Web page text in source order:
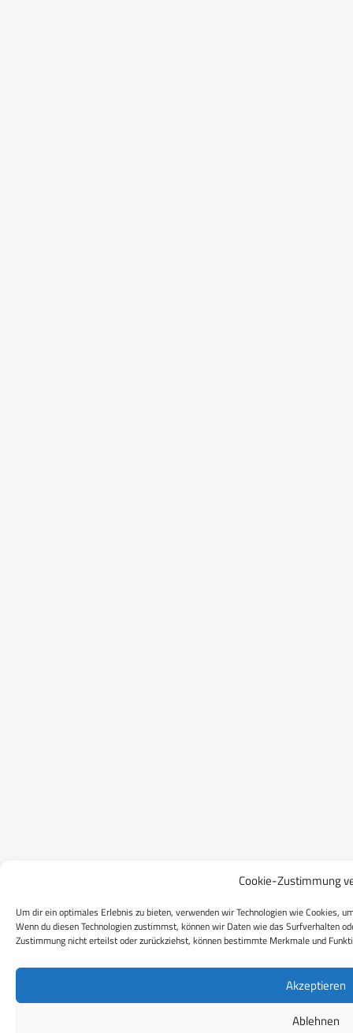
Cookie-Zustimmung
Um dir ein optimales Erlebnis zu bieten, verwenden wir Technologien wie Cookies,
Wenn du diesen Technologien zustimmst, können wir Daten wie das Surfverhalten
Zustimmung nicht erteilst oder zurückziehst, können bestimmte Merkmale und
Akzeptieren
Ablehnen